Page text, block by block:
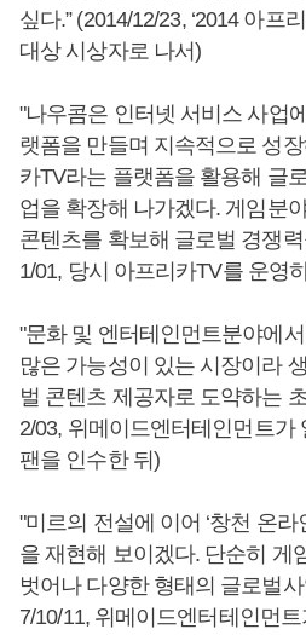
싶다.” (2014/12/23, ‘2014 아프
대상 시상자로 나서)
"나우콤은 인터넷 서비스 사업
랫폼을 만들며 지속적으로 성
카TV라는 플랫폼을 활용해 글
업을 확장해 나가겠다. 게임분
콘텐츠를 확보해 글로벌 경쟁
1/01, 당시 아프리카TV를 운영
"문화 및 엔터테인먼트분야에
많은 가능성이 있는 시장이라
벌 콘텐츠 제공자로 도약하는
2/03, 위메이드엔터테인먼트가
팬을 인수한 뒤)
"미르의 전설에 이어 ‘창천 온라
을 재현해 보이겠다. 단순히 게
벗어나 다양한 형태의 글로벌
7/10/11, 위메이드엔터테인먼